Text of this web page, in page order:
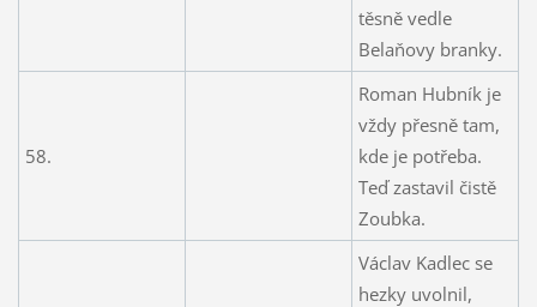
těsně vedle
Belaňovy branky.
58.
Roman Hubník je
vždy přesně tam,
kde je potřeba.
Teď zastavil čistě
Zoubka.
Václav Kadlec se
hezky uvolnil,